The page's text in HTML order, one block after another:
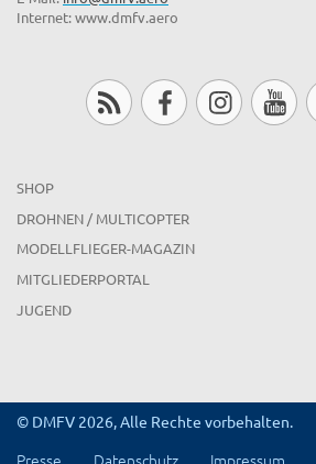
Internet: www.dmfv.aero
SHOP
DROHNEN / MULTICOPTER
MODELLFLIEGER-MAGAZIN
MITGLIEDERPORTAL
JUGEND
© DMFV 2026, Alle Rechte vorbehalten.